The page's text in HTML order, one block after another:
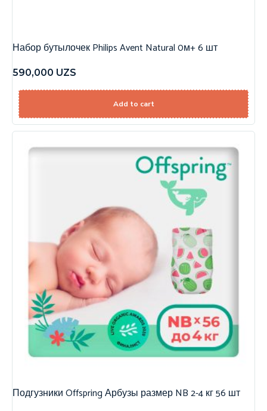
Набор бутылочек Philips Avent Natural 0м+ 6 шт
590,000 UZS
Add to cart
Подгузники Offspring Арбузы размер NB 2-4 кг 56 шт